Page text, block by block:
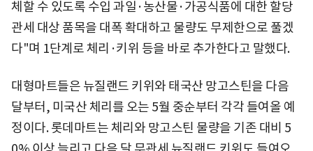
체할 수 있도록 수입 과일·농산물·가공식품에 대한 할당
관세 대상 품목을 대폭 확대하고 물량도 무제한으로 풀겠
다"며 1단계로 체리·키위 등을 바로 추가한다고 말했다.
대형마트들은 뉴질랜드 키위와 태국산 망고스틴을 다음
달부터, 미국산 체리를 오는 5월 중순부터 각각 들여올 예
정이다. 롯데마트는 체리와 망고스틴 물량을 기존 대비 5